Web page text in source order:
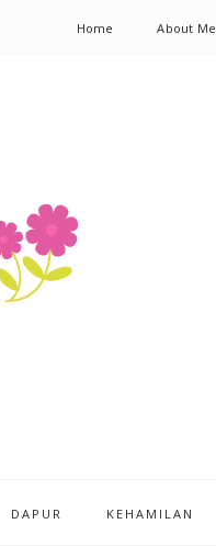
Home About Me
DAPUR KEHAMILAN